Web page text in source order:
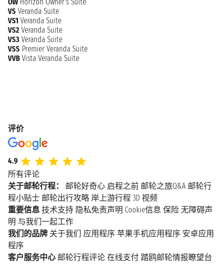
2028年3月4日星期六
n.d. - 下午5:00
2028年3月5日星期日
n.d. - 下午2:00
2028年3月8日星期三
上午7:00 - 下午1:00
2028年3月8日星期三
下午5:00 - 下午7:00
科林托
2028年3月9日星期四
VS Veranda Suite
VS1 Veranda Suite
VS2 Veranda Suite
VS3 Veranda Suite
VSS Premier Veranda Suite
VVB Vista Veranda Suite
评价
4.9
所有评论
关于邮轮行程：
邮轮好奇心 启程之前 邮轮之旅Q&A 邮轮行
程小贴士 邮轮出行攻略 岸上游行程 3D 视频
重要信息 技术支持 隐私免责声明 Cookie信息 保险 无障碍声
明 与我们一起工作
我们的品牌 关于我们 应用程序 苹果手机应用程序 安卓应用
程序
客户服务中心 邮轮行程评论 在线支付 踏鸥邮轮情报瞭望台